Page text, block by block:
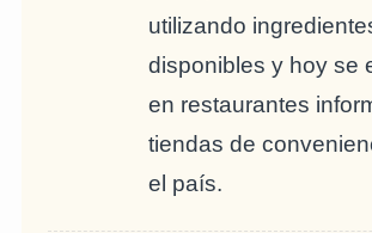
utilizando
disponibles y hoy se
en restaurantes
tiendas de
el país.